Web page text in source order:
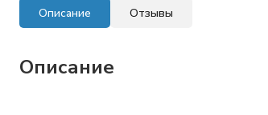
Описание Отзывы
Описание